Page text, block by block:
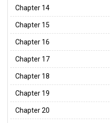
Chapter 14
Chapter 15
Chapter 16
Chapter 17
Chapter 18
Chapter 19
Chapter 20